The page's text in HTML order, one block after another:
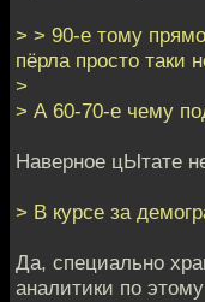
> > 90-е тому
пёрла просто таки
>
> А 60-70-е чему
Наверное цЫтате
> В курсе за
Да, специально
аналитики по